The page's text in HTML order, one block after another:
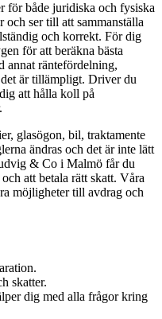
för både juridiska och fysiska
och ser till att sammanställa
och korrekt. För dig
för att beräkna bästa
annat räntefördelning,
är tillämpligt. Driver du
att hålla koll på
glasögon, bil, traktamente
ändras och det är inte lätt
& Co i Malmö får du
att betala rätt skatt. Våra
möjligheter till avdrag och
skatter.
dig med alla frågor kring